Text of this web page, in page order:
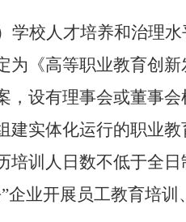
）学校人才培养和治理
为《高等职业教育创新
，设有理事会或董事
建实体化运行的职业
培训人日数不低于全
企业开展员工教育培